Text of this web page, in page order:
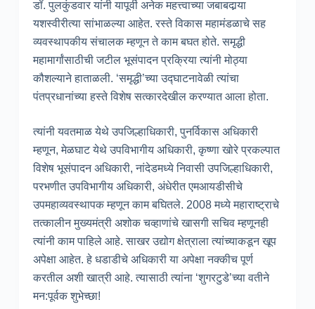
डॉ. पुलकुंडवार यांनी यापूर्वी अनेक महत्त्वाच्या जबाबदार्‍या
यशस्वीरीत्या सांभाळल्या आहेत. रस्ते विकास महामंडळाचे सह
व्यवस्थापकीय संचालक म्हणून ते काम बघत होते. समृद्धी
महामार्गांसाठीची जटील भूसंपादन प्रक्रिया त्यांनी मोठ्या
कौशल्याने हाताळली. ‘समृद्धी’च्या उद्घाटनावेळी त्यांचा
पंतप्रधानांच्या हस्ते विशेष सत्कारदेखील करण्यात आला होता.
त्यांनी यवतमाळ येथे उपजिल्हाधिकारी, पुनर्विकास अधिकारी
म्हणून, मेळघाट येथे उपविभागीय अधिकारी, कृष्णा खोरे प्रकल्पात
विशेष भूसंपादन अधिकारी, नांदेडमध्ये निवासी उपजिल्हाधिकारी,
परभणीत उपविभागीय अधिकारी, अंधेरीत एमआयडीसीचे
उपमहाव्यवस्थापक म्हणून काम बघितले. 2008 मध्ये महाराष्ट्राचे
तत्कालीन मुख्यमंत्री अशोक चव्हाणांचे खासगी सचिव म्हणूनही
त्यांनी काम पाहिले आहे. साखर उद्योग क्षेत्राला त्यांच्याकडून खूप
अपेक्षा आहेत. हे धडाडीचे अधिकारी या अपेक्षा नक्कीच पूर्ण
करतील अशी खात्री आहे. त्यासाठी त्यांना ‘शुगरटुडे’च्या वतीने
मन:पूर्वक शुभेच्छा!